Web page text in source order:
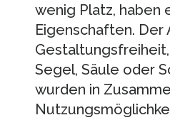
wenig Platz, haben
Eigenschaften.
Segel, Säule oder
wurden in